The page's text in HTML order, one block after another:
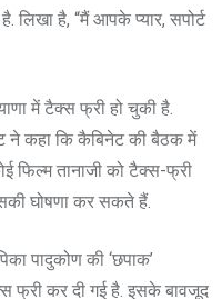
लिखा है, “मैं आपके प्यार, सपोर्ट
में टैक्स फ्री हो चुकी है.
ने कहा कि कैबिनेट की बैठक में
फिल्म तानाजी को टैक्स-फ्री
घोषणा कर सकते हैं.
पादुकोण की ‘छपाक’
फ्री कर दी गई है. इसके बावजूद